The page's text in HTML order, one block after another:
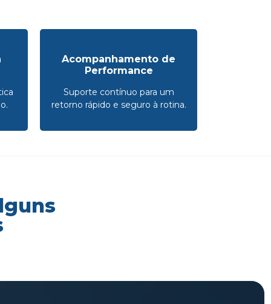
Acompanhamento de
Performance
Suporte contínuo para um
retorno rápido e seguro à rotina.